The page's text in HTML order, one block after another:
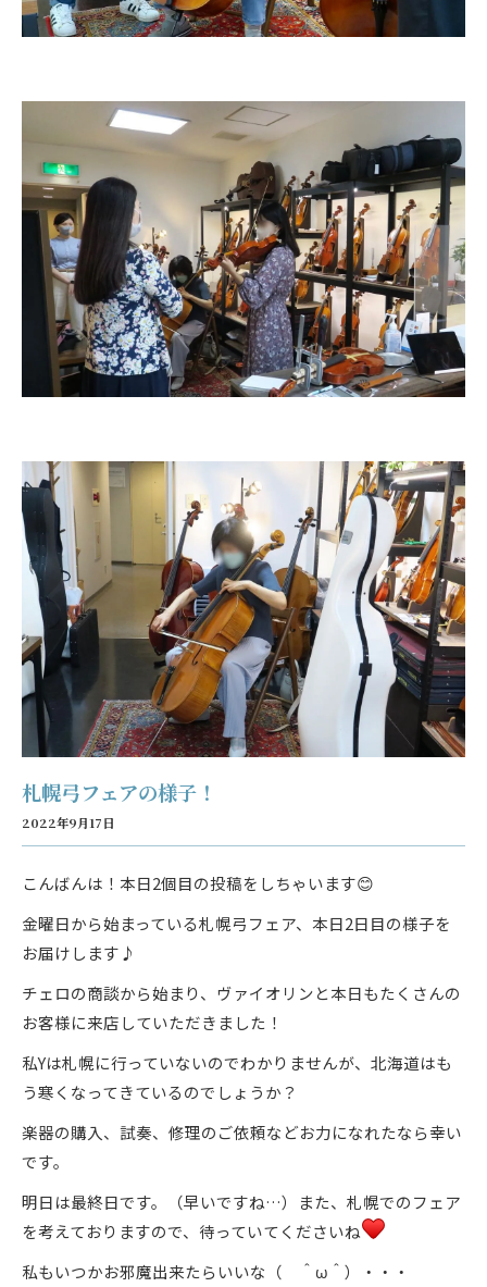
札幌弓フェアの様子！
2022年9月17日
こんばんは！本日2個目の投稿をしちゃいます😊
金曜日から始まっている札幌弓フェア、本日2日目の様子を
お届けします♪
チェロの商談から始まり、ヴァイオリンと本日もたくさんの
お客様に来店していただきました！
私Yは札幌に行っていないのでわかりませんが、北海道はも
う寒くなってきているのでしょうか？
楽器の購入、試奏、修理のご依頼などお力になれたなら幸い
です。
明日は最終日です。（早いですね…）また、札幌でのフェア
を考えておりますので、待っていてくださいね
私もいつかお邪魔出来たらいいな（ ＾ω＾）・・・